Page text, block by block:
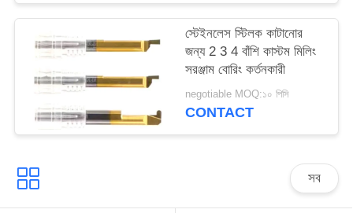
স্টেইনলেস স্টিলক কাটানোর
জন্য 2 3 4 বাঁশি কাস্টম মিলিং
সরঞ্জাম বোরিং কর্তনকারী
negotiable MOQ:১০ পিসি
CONTACT
সব